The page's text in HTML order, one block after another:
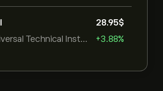
Universal Technical Institut
28.95‎$‎
+3.88%